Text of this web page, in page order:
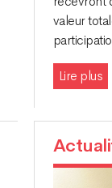
valeur
Lire plus